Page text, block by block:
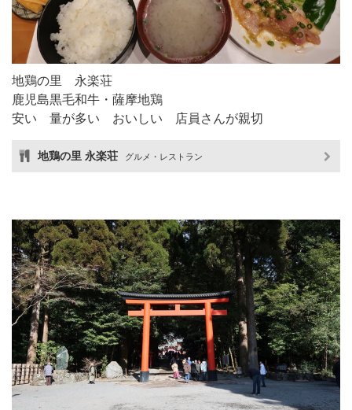
地鶏の里 永楽荘
鹿児島黒毛和牛・薩摩地鶏
安い 量が多い おいしい 店員さんが親切
地鶏の里 永楽荘 グルメ・レストラン